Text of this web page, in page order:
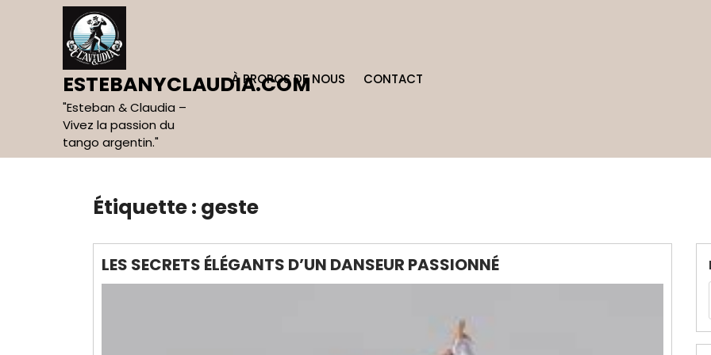
ESTEBANYCLAUDIA.COM
"Esteban & Claudia –
Vivez la passion du
tango argentin."
À PROPOS DE NOUS CONTACT
Étiquette : geste
LES SECRETS ÉLÉGANTS D’UN DANSEUR PASSIONNÉ